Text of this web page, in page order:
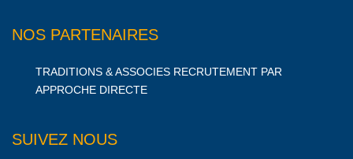
NOS PARTENAIRES
TRADITIONS & ASSOCIES RECRUTEMENT PAR
APPROCHE DIRECTE
SUIVEZ NOUS